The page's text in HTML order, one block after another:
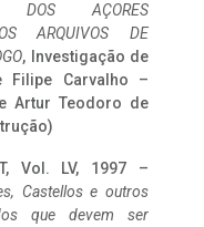
DOS AÇORES
ARQUIVOS DE
, Investigação de
Filipe Carvalho –
Artur Teodoro de
Vol. LV, 1997 –
Castellos e outros
que devem ser